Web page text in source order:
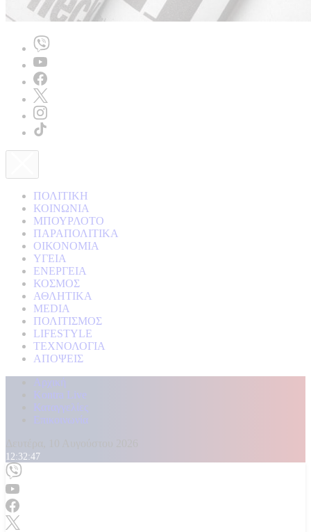
ΠΟΛΙΤΙΚΗ
ΚΟΙΝΩΝΙΑ
ΜΠΟΥΡΛΟΤΟ
ΠΑΡΑΠΟΛΙΤΙΚΑ
ΟΙΚΟΝΟΜΙΑ
ΥΓΕΙΑ
ΕΝΕΡΓΕΙΑ
ΚΟΣΜΟΣ
ΑΘΛΗΤΙΚΑ
MEDIA
ΠΟΛΙΤΙΣΜΟΣ
LIFESTYLE
ΤΕΧΝΟΛΟΓΙΑ
ΑΠΟΨΕΙΣ
Αρχική
Kontra Live
Καταγγελίες
Επικοινωνία
12:32:49